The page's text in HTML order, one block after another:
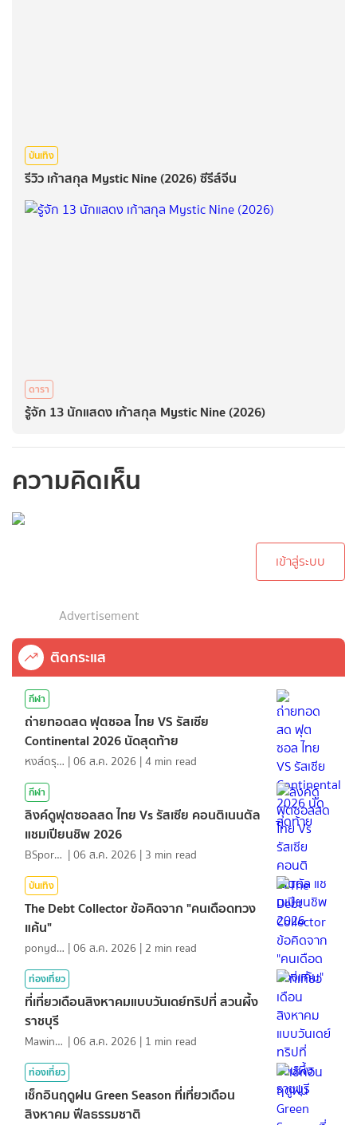
บันเทิง
รีวิว เก้าสกุล Mystic Nine (2026) ซีรีส์จีน
ดารา
รู้จัก 13 นักแสดง เก้าสกุล Mystic Nine (2026)
ความคิดเห็น
เข้าสู่ระบบ
Advertisement
ติดกระแส
กีฬา
ถ่ายทอดสด ฟุตซอล ไทย VS รัสเซีย
Continental 2026 นัดสุดท้าย
หงส์ดรุณ |06 ส.ค. 2026 |4 min read
กีฬา
ลิงค์ดูฟุตซอลสด ไทย Vs รัสเซีย คอนติเนนตัล
แชมเปียนชิพ 2026
BSports8 |06 ส.ค. 2026 | 3 min read
บันเทิง
The Debt Collector ข้อคิดจาก "คนเดือดทวง
แค้น"
ponydiary |06 ส.ค. 2026 | 2 min read
ท่องเที่ยว
ที่เที่ยวเดือนสิงหาคมแบบวันเดย์ทริปที่ สวนผึ้ง
ราชบุรี
MawinMatravel |06 ส.ค. 2026 | 1 min read
ท่องเที่ยว
เช็กอินฤดูฝน Green Season ที่เที่ยวเดือน
สิงหาคม ฟีลธรรมชาติ